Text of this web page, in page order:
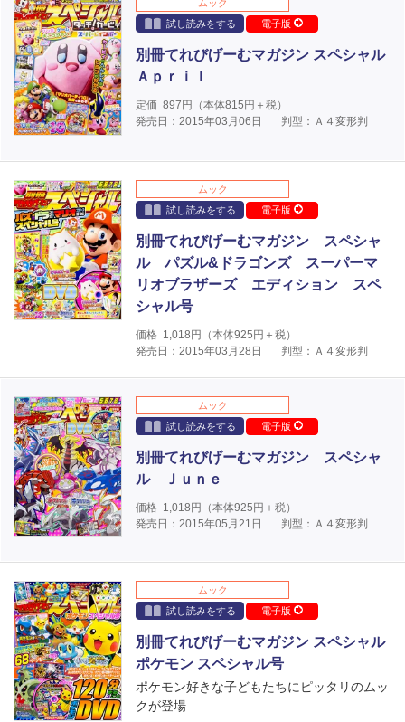
ムック
試し読みをする
電子版
別冊てれびげーむマガジン スペシャル
Ａｐｒｉｌ
定価 897円（本体815円＋税）
発売日：2015年03月06日
判型：Ａ４変形判
ムック
試し読みをする
電子版
別冊てれびげーむマガジン スペシャ
ル パズル&ドラゴンズ スーパーマ
リオブラザーズ エディション スペ
シャル号
価格 1,018円（本体925円＋税）
発売日：2015年03月28日
判型：Ａ４変形判
ムック
試し読みをする
電子版
別冊てれびげーむマガジン スペシャ
ル Ｊｕｎｅ
価格 1,018円（本体925円＋税）
発売日：2015年05月21日
判型：Ａ４変形判
ムック
試し読みをする
電子版
別冊てれびげーむマガジン スペシャル
ポケモン スペシャル号
ポケモン好きな子どもたちにピッタリのムッ
クが登場